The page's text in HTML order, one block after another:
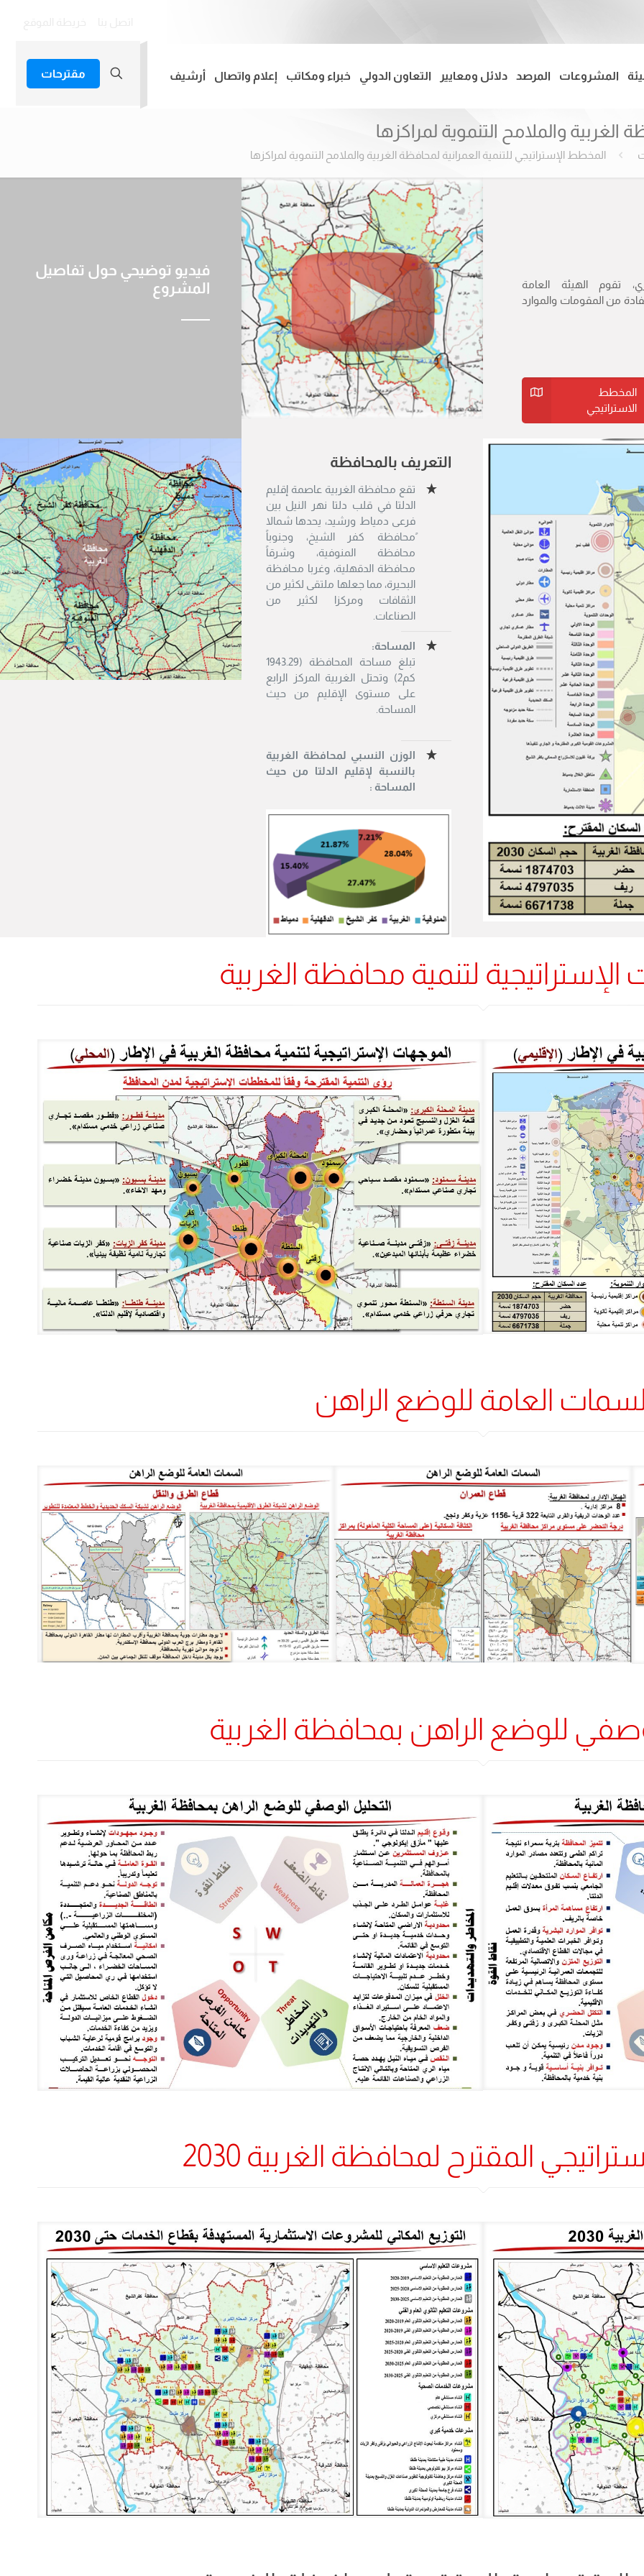
المشروعات المرصد دلائل ومعايير التعاون الدولي خبراء ومكاتب إعلام واتصال أرشيف مقترحات
الغربية والملامح التنموية لمراكزها
المخطط الإستراتيجي للتنمية العمرانية لمحافظة الغربية والملامح التنموية لمراكزها
تقوم الهيئة العامة
من المقومات والموارد
المخطط
الاستراتيجي
فيديو توضيحي حول تفاصيل
المشروع
التعريف بالمحافظة
تقع محافظة الغربية عاصمة إقليم
الدلتا في قلب دلتا نهر النيل بين
فرعى دمياط ورشيد، يحدها شمالا
ًمحافظة كفر الشيخ، وجنوباً
محافظة المنوفية، وشرقاً
محافظة الدقهلية، وغربا محافظة
البحيرة، مما جعلها ملتقى لكثير من
الثقافات ومركزا لكثير من
الصناعات.
المساحة:
تبلغ مساحة المحافظة (1943.29
كم2) وتحتل الغربية المركز الرابع
على مستوى الإقليم من حيث
المساحة.
الوزن النسبي لمحافظة الغربية
بالنسبة لإقليم الدلتا من حيث
المساحة :
لتنمية محافظة الغربية
العامة للوضع الراهن
للوضع الراهن بمحافظة الغربية
المقترح لمحافظة الغربية 2030